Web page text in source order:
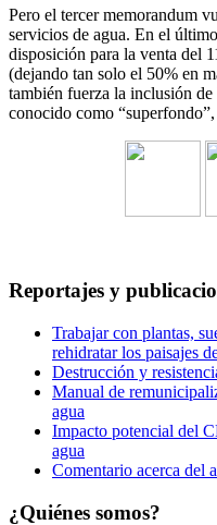
Pero el tercer memorandum
servicios de agua. En el
disposición para la venta del
(dejando tan solo el 50% en
también fuerza la inclusión de
conocido como
Reportajes y
Trabajar con plantas,
rehidratar los paisajes
Destrucción y
Manual de
agua
Impacto potencial del
agua
Comentario acerca del
¿Quiénes somos?